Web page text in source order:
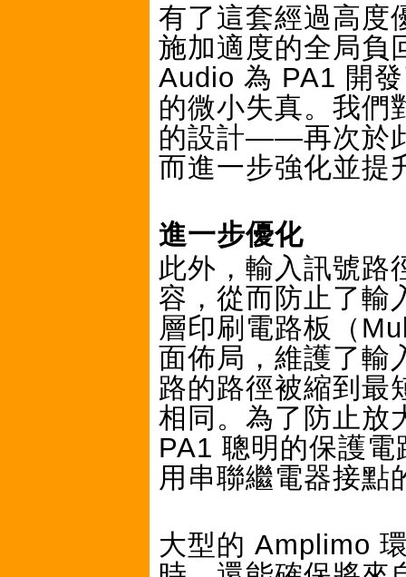
有了這套經過高度
施加適度的全局負
Audio 為 PA1 開
的微小失真。我們
的設計——再次於
而進一步強化並提
進一步優化
此外，輸入訊號路
容，從而防止了輸
層印刷電路板（
面佈局，維護了輸
路的路徑被縮到最
相同。為了防止放
PA1 聰明的保護
用串聯繼電器接點
大型的 Amplimo